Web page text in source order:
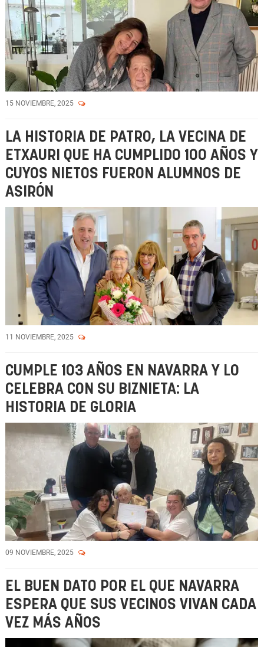
15 NOVIEMBRE, 2025
LA HISTORIA DE PATRO, LA VECINA DE
ETXAURI QUE HA CUMPLIDO 100 AÑOS Y
CUYOS NIETOS FUERON ALUMNOS DE
ASIRÓN
11 NOVIEMBRE, 2025
CUMPLE 103 AÑOS EN NAVARRA Y LO
CELEBRA CON SU BIZNIETA: LA
HISTORIA DE GLORIA
09 NOVIEMBRE, 2025
EL BUEN DATO POR EL QUE NAVARRA
ESPERA QUE SUS VECINOS VIVAN CADA
VEZ MÁS AÑOS